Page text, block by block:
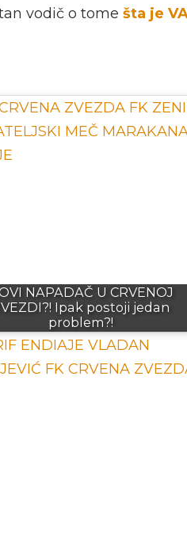
vodič o tome šta je
NAPADAČ U CRVENOJ
Ipak postoji jedan
problem?!